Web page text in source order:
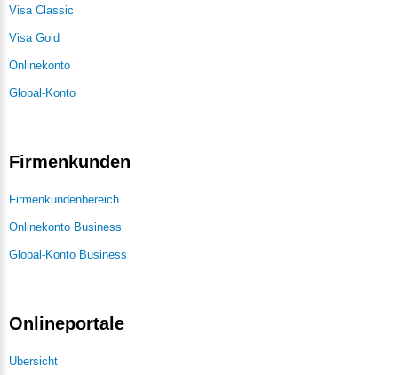
Visa Classic
Visa Gold
Onlinekonto
Global-Konto
Firmenkunden
Firmenkundenbereich
Onlinekonto Business
Global-Konto Business
Onlineportale
Übersicht